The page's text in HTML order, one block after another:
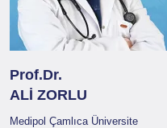
Prof.Dr.
ALİ ZORLU
Medipol Çamlıca Üniversite